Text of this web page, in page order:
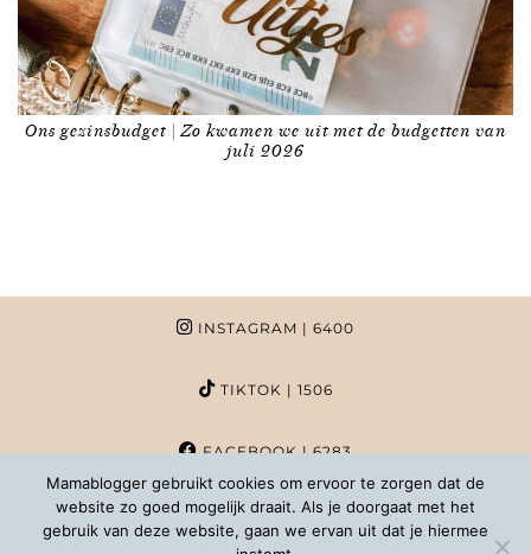
Ons gezinsbudget | Zo kwamen we uit met de budgetten van
juli 2026
INSTAGRAM | 6400
TIKTOK | 1506
FACEBOOK| 6283
PINTEREST | 1020
Mamablogger gebruikt cookies om ervoor te zorgen dat de
website zo goed mogelijk draait. Als je doorgaat met het
gebruik van deze website, gaan we ervan uit dat je hiermee